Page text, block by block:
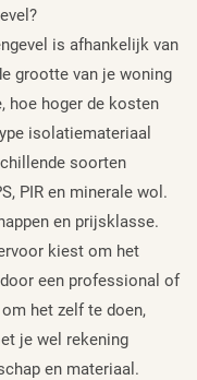
is afhankelijk van
grootte van je woning
hoe hoger de kosten
isolatiemateriaal
soorten
PIR en minerale wol.
en prijsklasse.
kiest om het
een professional of
het zelf te doen,
je wel rekening
en materiaal.